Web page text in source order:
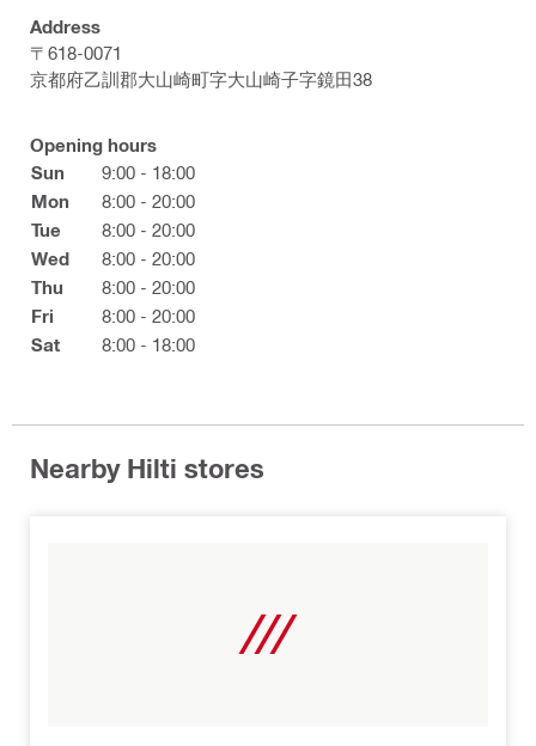
Address
〒618-0071
京都府乙訓郡大山崎町字大山崎子字鏡田38
Opening hours
Sun
9:00 - 18:00
Mon
8:00 - 20:00
Tue
8:00 - 20:00
Wed
8:00 - 20:00
Thu
8:00 - 20:00
Fri
8:00 - 20:00
Sat
8:00 - 18:00
Nearby Hilti stores